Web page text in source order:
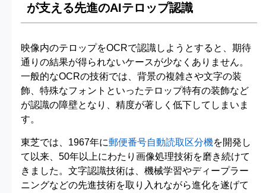
が支える先進のAIテロップ認識
映像内のテロップをOCRで認識しようとすると、期待
通りの結果が得られないケースが少なくありません。
一般的なOCRの技術では、背景の複雑さや文字の装
飾、特殊なフォントといったテロップ特有の装飾など
が認識の障壁となり、精度が著しく低下してしまいま
す。
東芝では、1967年に郵便番号自動読取区分機を開発し
て以来、50年以上にわたり画像処理技術を磨き続けて
きました。文字認識技術は、機械学習やディープラー
ニングなどの先進技術を取り入れながら進化を遂げて